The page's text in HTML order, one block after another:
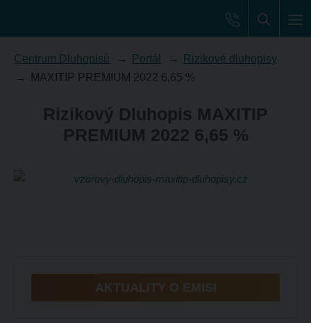
Centrum Dluhopisů Portál
Rizikové dluhopisy
MAXITIP PREMIUM 2022 6,65 %
Rizikový Dluhopis MAXITIP
PREMIUM 2022 6,65 %
AKTUALITY O EMISI